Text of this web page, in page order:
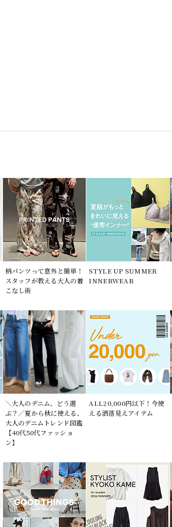
柄パンツって意外と簡単！
スタッフが教える大人の着
こなし術
STYLE UP SUMMER
INNERWEAR
＼大人のデニム、どう選
ぶ？／夏から秋に使える、
大人のデニムトレンド図鑑
【40代50代ファッショ
ン】
ALL20,000円以下！今使
える洒落見えアイテム